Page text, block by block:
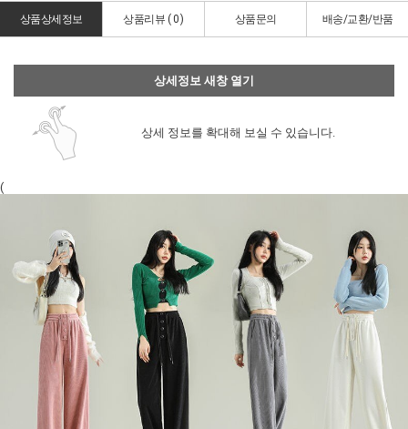
상품상세정보 상품리뷰 (0) 상품문의 배송/교환/반품
상세정보 새창 열기
상세 정보를 확대해 보실 수 있습니다.
(